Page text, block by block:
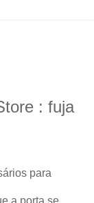
: fuja
para
a porta se